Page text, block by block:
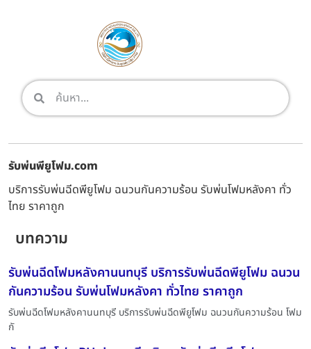
รับพ่นพียูโฟม.com
บริการรับพ่นฉีดพียูโฟม ฉนวนกันความร้อน รับพ่นโฟมหลังคา ทั่ว
ไทย ราคาถูก
บทความ
รับพ่นฉีดโฟมหลังคานนทบุรี บริการรับพ่นฉีดพียูโฟม ฉนวน
กันความร้อน รับพ่นโฟมหลังคา ทั่วไทย ราคาถูก
รับพ่นฉีดโฟมหลังคานนทบุรี บริการรับพ่นฉีดพียูโฟม ฉนวนกันความร้อน โฟม
กั